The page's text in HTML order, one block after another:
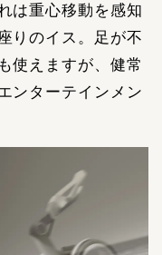
は重心移動を感知
りのイス。足が不
使えますが、健常
ンターテインメン